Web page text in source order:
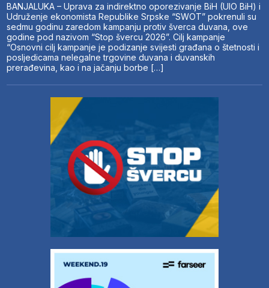
BANJALUKA – Uprava za indirektno oporezivanje BiH (UIO BiH) i
Udruženje ekonomista Republike Srpske “SWOT” pokrenuli su
sedmu godinu zaredom kampanju protiv šverca duvana, ove
godine pod nazivom “Stop švercu 2026”. Cilj kampanje
“Osnovni cilj kampanje je podizanje svijesti građana o štetnosti i
posljedicama nelegalne trgovine duvana i duvanskih
prerađevina, kao i na jačanju borbe […]